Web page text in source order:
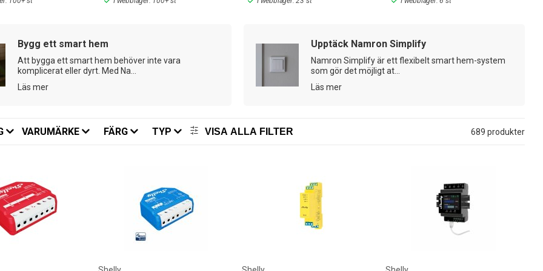
var du befinner dig. Nexa Bridge 3 har även stöd för smarta saker från många andra tillverkare, som Sonos, Telldus och Philips Hue.
Bygg ett smart hem
Att bygga ett smart hem behöver inte vara
komplicerat eller dyrt. Med Na...
Läs mer
Upptäck Namron Simplify
Namron Simplify är ett flexibelt smart hem-system
som gör det möjligt at...
Läs mer
VARUMÄRKE FÄRG TYP VISA ALLA FILTER 689 produkter